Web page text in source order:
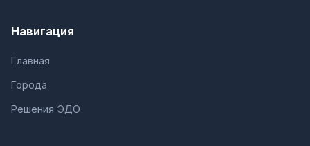
Навигация
Главная
Города
Решения ЭДО